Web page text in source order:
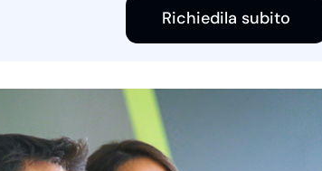
Richiedila subito